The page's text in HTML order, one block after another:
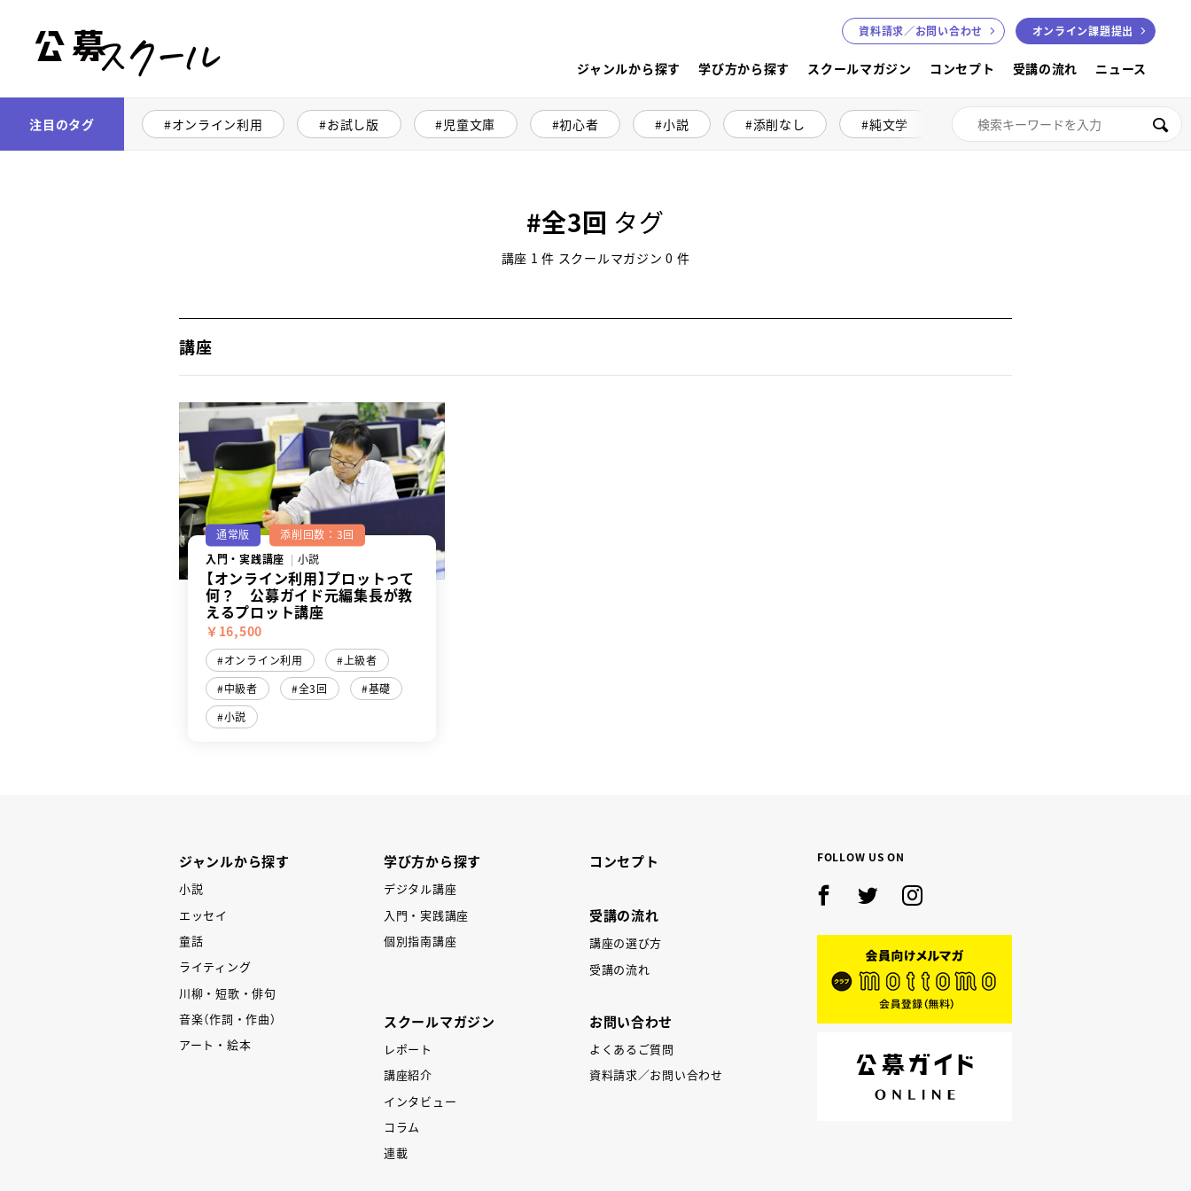
公募スクール
ジャンルから探す 学び方から探す スクールマガジン コンセプト 受講の流れ ニュース
資料請求／お問い合わせ オンライン課題提出
注目のタグ オンライン利用 お試し版 児童文庫 初心者 小説 添削なし 純文学 絵本講座 色鉛筆画
全3回 タグ
講座 1 件 スクールマガジン 0 件
講座
通常版
添削回数：3回
入門・実践講座
小説
【オンライン利用】プロットって
何？ 公募ガイド元編集長が教
えるプロット講座
￥16,500
オンライン利用
上級者
中級者
全3回
基礎
小説
ジャンルから探す
小説
エッセイ
童話
ライティング
川柳・短歌・俳句
音楽（作詞・作曲）
アート・絵本
学び方から探す
デジタル講座
入門・実践講座
個別指南講座
スクールマガジン
レポート
講座紹介
インタビュー
コラム
連載
コンセプト
受講の流れ
講座の選び方
受講の流れ
お問い合わせ
よくあるご質問
資料請求／お問い合わせ
FOLLOW US ON
Facebook
TwitterInstagram